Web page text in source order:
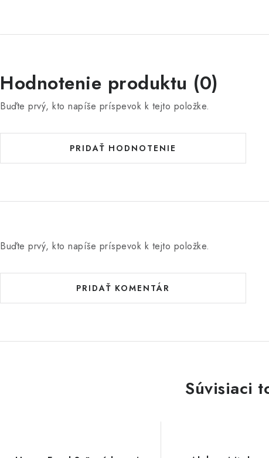
Hodnotenie produktu (0)
Buďte prvý, kto napíše príspevok k tejto položke.
PRIDAŤ HODNOTENIE
Buďte prvý, kto napíše príspevok k tejto položke.
PRIDAŤ KOMENTÁR
Súvisiaci